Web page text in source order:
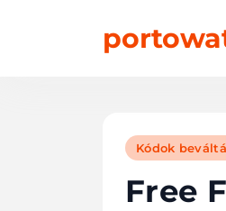
Kódok
Free